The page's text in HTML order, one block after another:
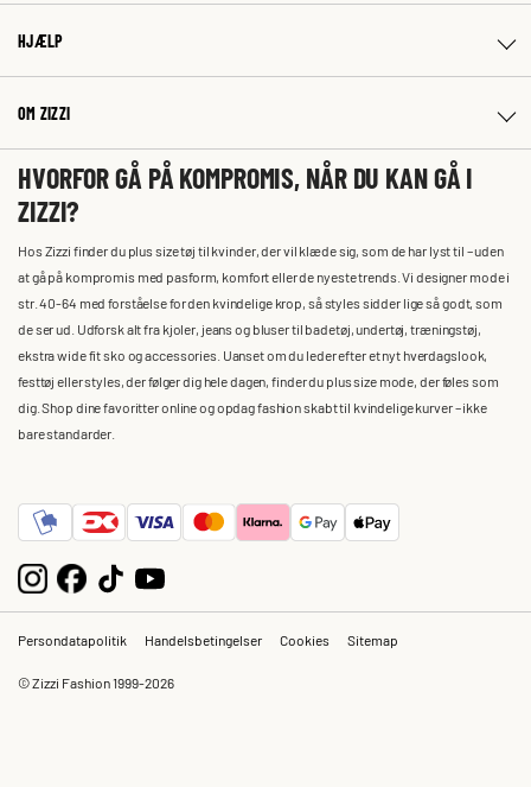
HJÆLP
OM ZIZZI
HVORFOR GÅ PÅ KOMPROMIS, NÅR DU KAN GÅ I
ZIZZI?
Hos Zizzi finder du plus size tøj til kvinder, der vil klæde sig, som de har lyst til – uden
at gå på kompromis med pasform, komfort eller de nyeste trends. Vi designer mode i
str. 40-64 med forståelse for den kvindelige krop, så styles sidder lige så godt, som
de ser ud. Udforsk alt fra kjoler, jeans og bluser til badetøj, undertøj, træningstøj,
ekstra wide fit sko og accessories. Uanset om du leder efter et nyt hverdagslook,
festtøj eller styles, der følger dig hele dagen, finder du plus size mode, der føles som
dig. Shop dine favoritter online og opdag fashion skabt til kvindelige kurver – ikke
bare standarder.
Persondatapolitik Handelsbetingelser Cookies Sitemap
© Zizzi Fashion 1999-2026